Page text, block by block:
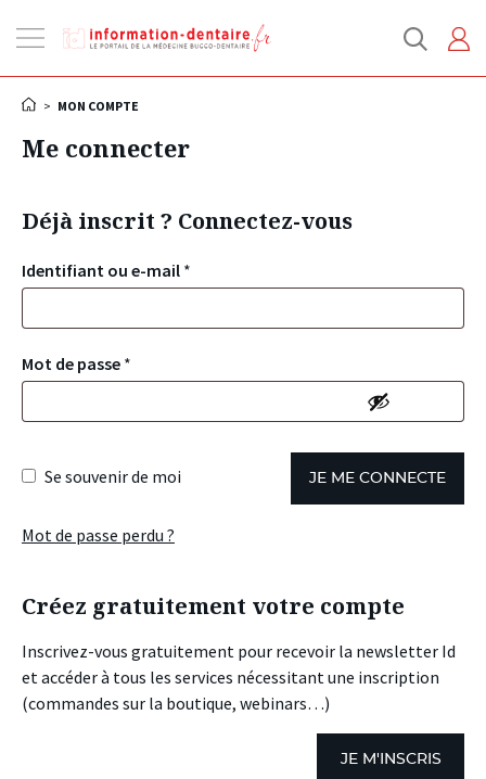
la
> MON COMPTE
Me connecter
Déjà inscrit ? Connectez-vous
Identifiant ou e-mail *
Mot de passe *
Se souvenir de moi JE ME CONNECTE
Mot de passe perdu ?
Créez gratuitement votre compte
Inscrivez-vous gratuitement pour recevoir la newsletter Id
et accéder à tous les services nécessitant une inscription
(commandes sur la boutique, webinars…)
JE M'INSCRIS